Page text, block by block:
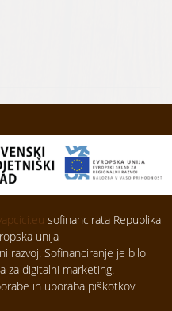
sofinancirata Republika
unija
razvoj. Sofinanciranje je bilo
za digitalni marketing.
in uporaba piškotkov